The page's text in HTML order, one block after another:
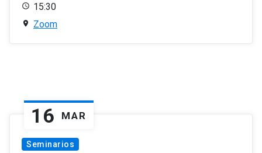
15:30
Zoom
16 MAR
Seminarios